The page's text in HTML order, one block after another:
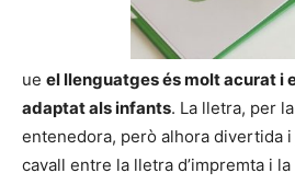
ue el llenguatges és molt acurat i
adaptat als infants. La lletra, per
entenedora, però alhora divertida i
cavall entre la lletra d’impremta i